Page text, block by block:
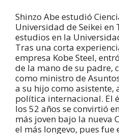
Shinzo Abe estudió
Universidad de Seikei
estudios en la
Tras una corta
empresa Kobe Steel,
de la mano de su padre,
como ministro de
a su hijo como asistente,
política internacional. El
los 52 años se convirtió
más joven bajo la nueva
el más longevo, pues